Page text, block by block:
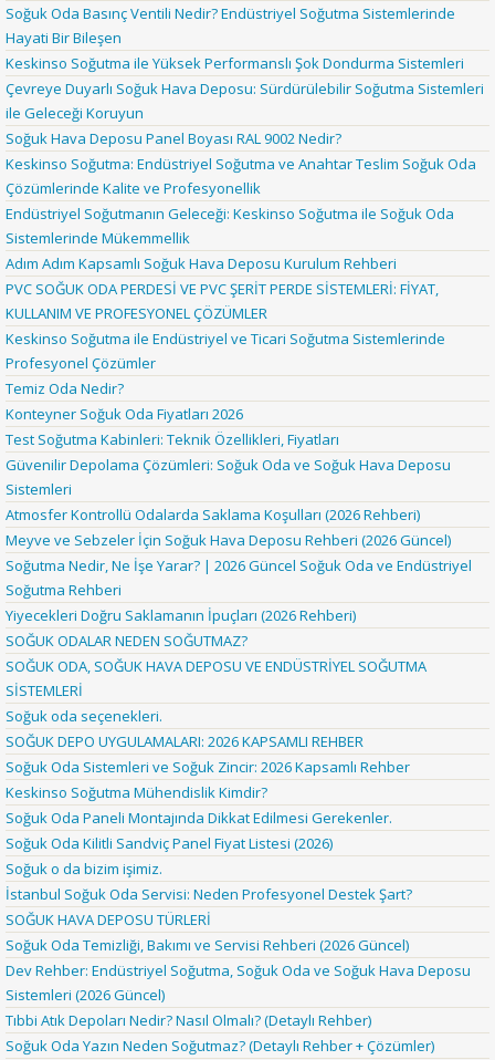
Soğuk Oda Basınç Ventili Nedir? Endüstriyel Soğutma Sistemlerinde
Hayati Bir Bileşen
Keskinso Soğutma ile Yüksek Performanslı Şok Dondurma Sistemleri
Çevreye Duyarlı Soğuk Hava Deposu: Sürdürülebilir Soğutma Sistemleri
ile Geleceği Koruyun
Soğuk Hava Deposu Panel Boyası RAL 9002 Nedir?
Keskinso Soğutma: Endüstriyel Soğutma ve Anahtar Teslim Soğuk Oda
Çözümlerinde Kalite ve Profesyonellik
Endüstriyel Soğutmanın Geleceği: Keskinso Soğutma ile Soğuk Oda
Sistemlerinde Mükemmellik
Adım Adım Kapsamlı Soğuk Hava Deposu Kurulum Rehberi
PVC SOĞUK ODA PERDESİ VE PVC ŞERİT PERDE SİSTEMLERİ: FİYAT,
KULLANIM VE PROFESYONEL ÇÖZÜMLER
Keskinso Soğutma ile Endüstriyel ve Ticari Soğutma Sistemlerinde
Profesyonel Çözümler
Temiz Oda Nedir?
Konteyner Soğuk Oda Fiyatları 2026
Test Soğutma Kabinleri: Teknik Özellikleri, Fiyatları
Güvenilir Depolama Çözümleri: Soğuk Oda ve Soğuk Hava Deposu
Sistemleri
Atmosfer Kontrollü Odalarda Saklama Koşulları (2026 Rehberi)
Meyve ve Sebzeler İçin Soğuk Hava Deposu Rehberi (2026 Güncel)
Soğutma Nedir, Ne İşe Yarar? | 2026 Güncel Soğuk Oda ve Endüstriyel
Soğutma Rehberi
Yiyecekleri Doğru Saklamanın İpuçları (2026 Rehberi)
SOĞUK ODALAR NEDEN SOĞUTMAZ?
SOĞUK ODA, SOĞUK HAVA DEPOSU VE ENDÜSTRİYEL SOĞUTMA
SİSTEMLERİ
Soğuk oda seçenekleri.
SOĞUK DEPO UYGULAMALARI: 2026 KAPSAMLI REHBER
Soğuk Oda Sistemleri ve Soğuk Zincir: 2026 Kapsamlı Rehber
Keskinso Soğutma Mühendislik Kimdir?
Soğuk Oda Paneli Montajında Dikkat Edilmesi Gerekenler.
Soğuk Oda Kilitli Sandviç Panel Fiyat Listesi (2026)
Soğuk o da bizim işimiz.
İstanbul Soğuk Oda Servisi: Neden Profesyonel Destek Şart?
SOĞUK HAVA DEPOSU TÜRLERİ
Soğuk Oda Temizliği, Bakımı ve Servisi Rehberi (2026 Güncel)
Dev Rehber: Endüstriyel Soğutma, Soğuk Oda ve Soğuk Hava Deposu
Sistemleri (2026 Güncel)
Tıbbi Atık Depoları Nedir? Nasıl Olmalı? (Detaylı Rehber)
Soğuk Oda Yazın Neden Soğutmaz? (Detaylı Rehber + Çözümler)